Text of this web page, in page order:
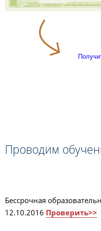
Проводим
Бессрочная
12.10.2016 Проверить>>